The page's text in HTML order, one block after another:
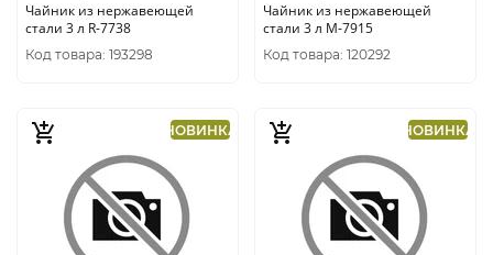
Чайник из нержавеющей
стали 3 л R-7738
Код товара: 193298
Чайник из нержавеющей
стали 3 л М-7915
Код товара: 120292
НОВИНКА НОВИНКА